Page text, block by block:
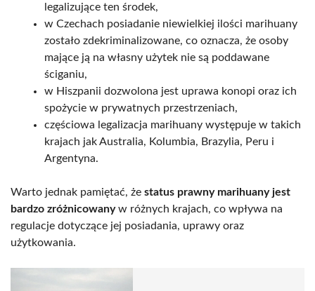
legalizujące ten środek,
w Czechach posiadanie niewielkiej ilości marihuany
zostało zdekriminalizowane, co oznacza, że osoby
mające ją na własny użytek nie są poddawane
ściganiu,
w Hiszpanii dozwolona jest uprawa konopi oraz ich
spożycie w prywatnych przestrzeniach,
częściowa legalizacja marihuany występuje w takich
krajach jak Australia, Kolumbia, Brazylia, Peru i
Argentyna.
Warto jednak pamiętać, że status prawny marihuany jest
bardzo zróżnicowanyw różnych krajach, co wpływa na
regulacje dotyczące jej posiadania, uprawy oraz
użytkowania.